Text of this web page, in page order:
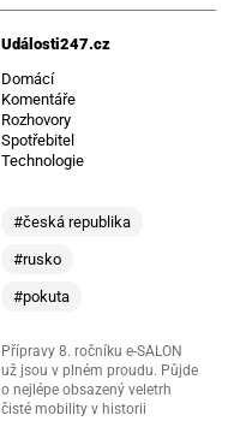
Události247.cz
Domácí
Komentáře
Rozhovory
Spotřebitel
Technologie
#česká republika
#rusko
#pokuta
Přípravy 8. ročníku e-SALON
už jsou v plném proudu. Půjde
o nejlépe obsazený veletrh
čisté mobility v historii